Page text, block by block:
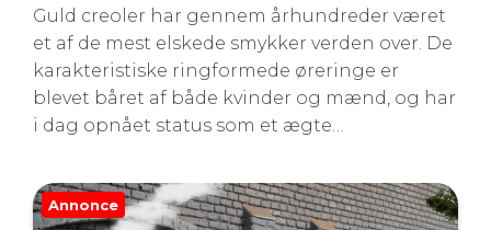
Guld creoler har gennem århundreder været
et af de mest elskede smykker verden over. De
karakteristiske ringformede øreringe er
blevet båret af både kvinder og mænd, og har
i dag opnået status som et ægte…
Annonce